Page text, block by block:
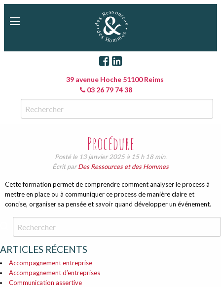
39 avenue Hoche 51100 Reims
03 26 79 74 38
Procédure
Posté le 13 janvier 2025 à 15 h 18 min.
Écrit parDes Ressources et des Hommes
Cette formation permet de comprendre comment analyser le process à
mettre en place ou à communiquer ce process de manière claire et
concise, organiser sa pensée et savoir quand développer un événement.
ARTICLES RÉCENTS
Accompagnement entreprise
Accompagnement d’entreprises
Communication assertive